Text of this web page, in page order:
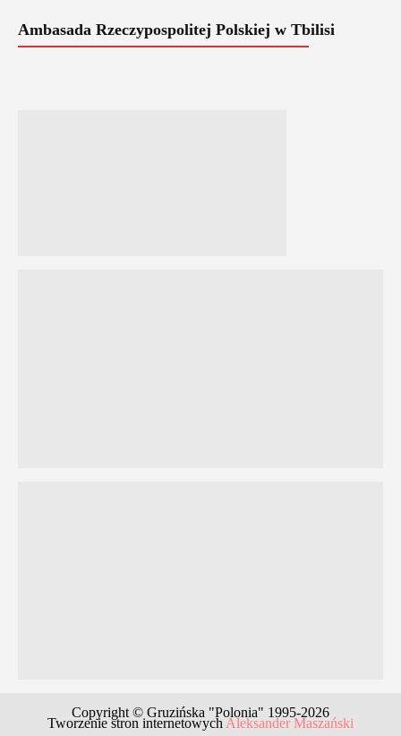
Ambasada Rzeczypospolitej Polskiej w Tbilisi
Copyright © Gruzińska "Polonia" 1995-2026
Tworzenie stron internetowych Aleksander Maszański